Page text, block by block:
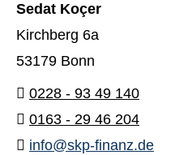
Sedat Koçer
Kirchberg 6a
53179 Bonn
0228 - 93 49 140
0163 - 29 46 204
info@skp-finanz.de